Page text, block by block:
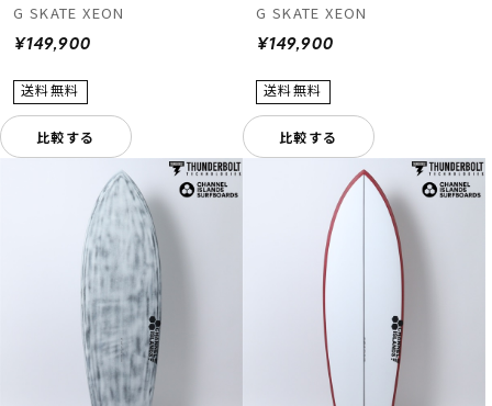
G SKATE XEON
¥149,900
比較する
G SKATE XEON
¥149,900
比較する